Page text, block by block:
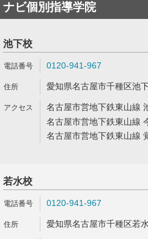
ナビ個別指導学院
池下校
0120-941-967
愛知県名古屋市千種区池
名古屋市営地下鉄東山線
名古屋市営地下鉄東山線
名古屋市営地下鉄東山線
若水校
0120-941-967
愛知県名古屋市千種区若